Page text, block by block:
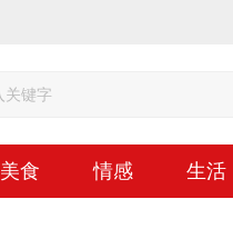
美食 情感 生活